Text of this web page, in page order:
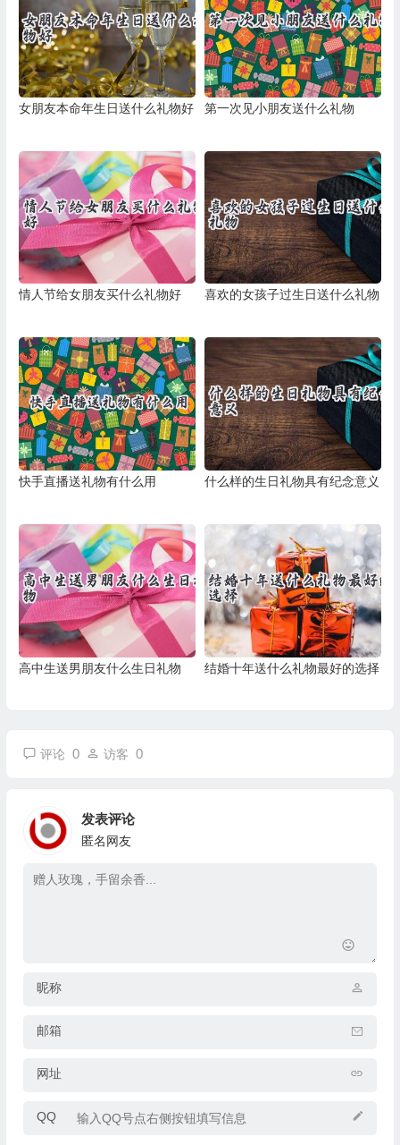
女朋友本命年生日送什么礼物好 第一次见小朋友送什么礼物
情人节给女朋友买什么礼物好 喜欢的女孩子过生日送什么礼物
快手直播送礼物有什么用 什么样的生日礼物具有纪念意义
高中生送男朋友什么生日礼物 结婚十年送什么礼物最好的选择
评论 0 访客 0
发表评论
匿名网友
昵称
邮箱
网址
QQ